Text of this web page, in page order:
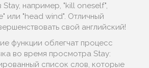
например, "kill oneself",
или "head wind". Отличный
свой английский!
функции облегчат процесс
во время просмотра Stay:
список слов, которые